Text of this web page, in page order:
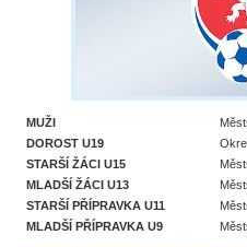
MUŽI
DOROST U19
STARŠÍ ŽÁCI U15
MLADŠÍ ŽÁCI U13
STARŠÍ PŘÍPRAVKA U11
MLADŠÍ PŘÍPRAVKA U9